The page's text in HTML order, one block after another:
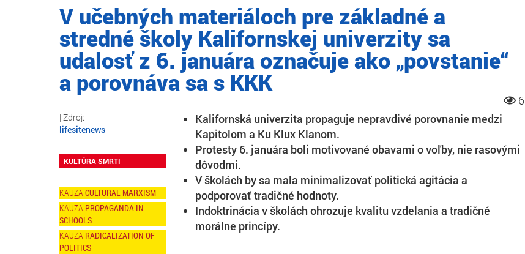
V učebných materiáloch pre základné a
stredné školy Kalifornskej univerzity sa
udalosť z 6. januára označuje ako „povstanie“
a porovnáva sa s KKK
6
lifesitenews
KULTÚRA SMRTI
CULTURAL MARXISM
PROPAGANDA IN
SCHOOLS
RADICALIZATION OF
POLITICS
Kalifornská univerzita propaguje nepravdivé porovnanie medzi
Kapitolom a Ku Klux Klanom.
Protesty 6. januára boli motivované obavami o voľby, nie rasovými
dôvodmi.
V školách by sa mala minimalizovať politická agitácia a
podporovať tradičné hodnoty.
Indoktrinácia v školách ohrozuje kvalitu vzdelania a tradičné
morálne princípy.